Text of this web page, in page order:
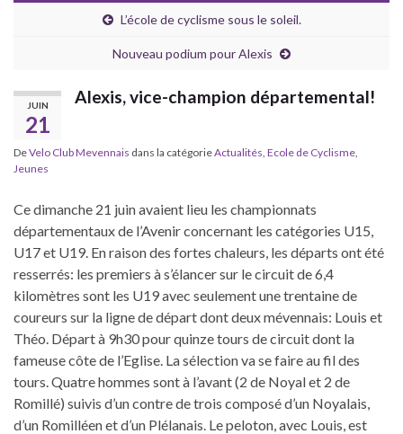
L’école de cyclisme sous le soleil.
Nouveau podium pour Alexis
JUIN
21
Alexis, vice-champion départemental!
DeVelo Club Mevennais dans la catégorieActualités Ecole de Cyclisme
Jeunes
Ce dimanche 21 juin avaient lieu les championnats
départementaux de l’Avenir concernant les catégories U15,
U17 et U19. En raison des fortes chaleurs, les départs ont été
resserrés: les premiers à s’élancer sur le circuit de 6,4
kilomètres sont les U19 avec seulement une trentaine de
coureurs sur la ligne de départ dont deux mévennais: Louis et
Théo. Départ à 9h30 pour quinze tours de circuit dont la
fameuse côte de l’Eglise. La sélection va se faire au fil des
tours. Quatre hommes sont à l’avant (2 de Noyal et 2 de
Romillé) suivis d’un contre de trois composé d’un Noyalais,
d’un Romilléen et d’un Plélanais. Le peloton, avec Louis, est